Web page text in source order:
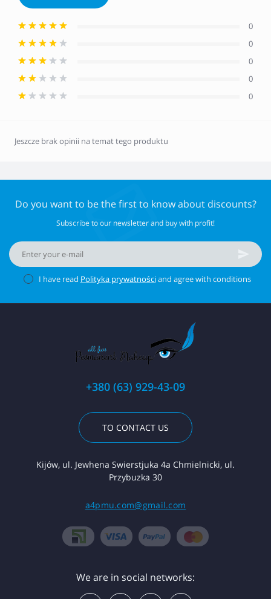
0
0
0
0
0
Jeszcze brak opinii na temat tego produktu
Do you want to be the first to know about discounts?
Subscribe to our newsletter and buy with profit!
I have read Polityka prywatnościand agree with conditions
+380 (63) 929-43-09
TO CONTACT US
Kijów, ul. Jewhena Swierstjuka 4a Chmielnicki, ul.
Przybuzka 30
a4pmu.com@gmail.com
We are in social networks: